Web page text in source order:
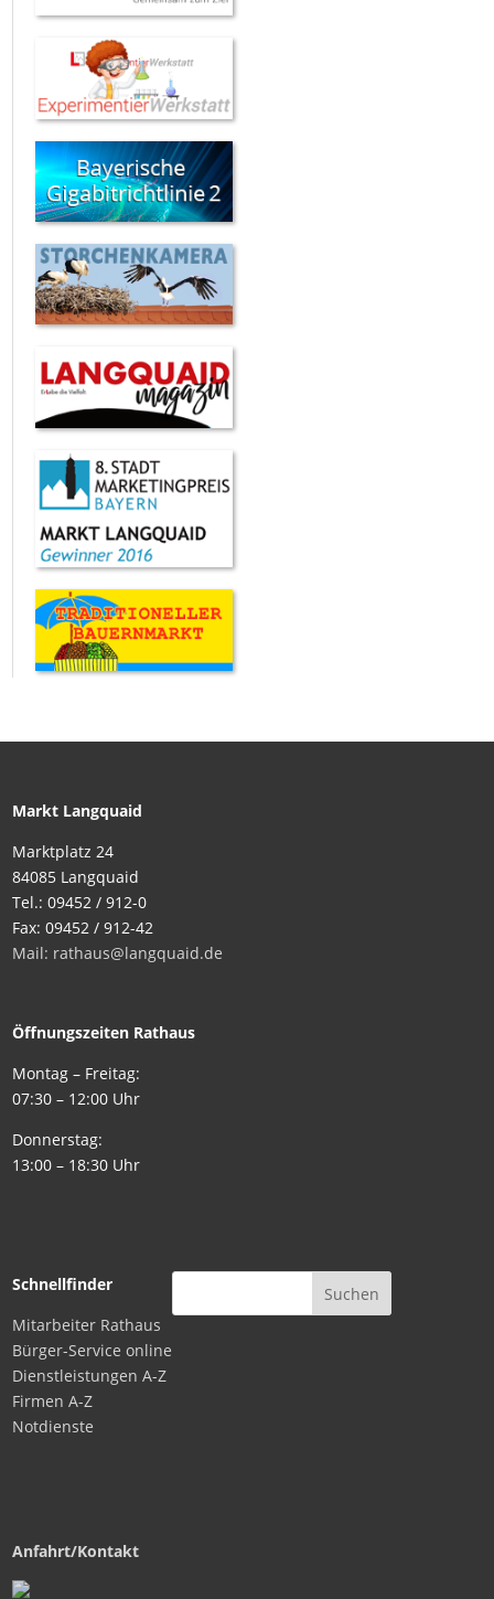
Markt Langquaid
Marktplatz 24
84085 Langquaid
Tel.: 09452 / 912-0
Fax: 09452 / 912-42
Mail: rathaus@langquaid.de
Öffnungszeiten Rathaus
Montag – Freitag:
07:30 – 12:00 Uhr
Donnerstag:
13:00 – 18:30 Uhr
Schnellfinder
Mitarbeiter Rathaus
Bürger-Service online
Dienstleistungen A-Z
Firmen A-Z
Notdienste
Anfahrt/Kontakt